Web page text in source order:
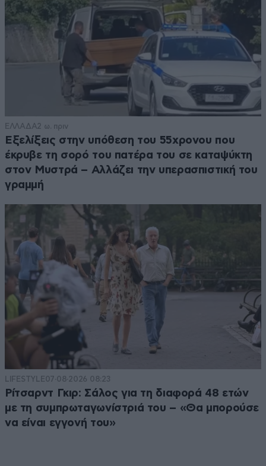
ΕΛΛΑΔΑ2 ω. πριν
Εξελίξεις στην υπόθεση του 55χρονου που
έκρυβε τη σορό του πατέρα του σε καταψύκτη
στον Μυστρά – Αλλάζει την υπερασπιστική του
γραμμή
LIFESTYLE07·08·2026 08:23
Ρίτσαρντ Γκιρ: Σάλος για τη διαφορά 48 ετών
με τη συμπρωταγωνίστριά του – «Θα μπορούσε
να είναι εγγονή του»